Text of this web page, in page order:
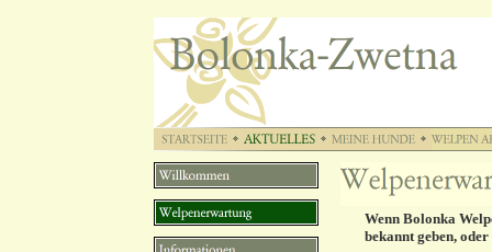
Wenn Bolonka
bekannt geben,